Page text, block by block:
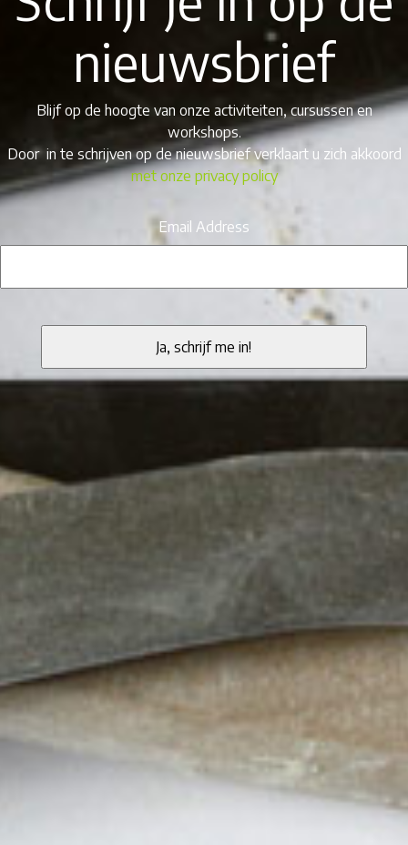
nieuwsbrief
Blijf op de hoogte van onze activiteiten, cursussen en
workshops.
Door in te schrijven op de nieuwsbrief verklaart u zich akkoord
met onze privacy policy
Email Address